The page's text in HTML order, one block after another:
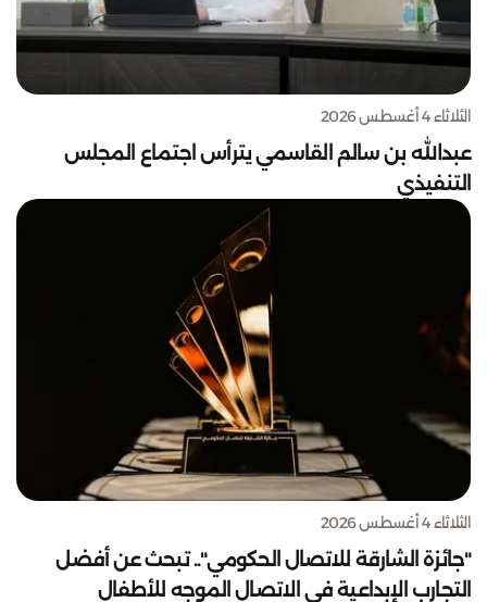
الثلاثاء 4 أغسطس 2026
عبدالله بن سالم القاسمي يترأس اجتماع المجلس
التنفيذي
الثلاثاء 4 أغسطس 2026
"جائزة الشارقة للاتصال الحكومي".. تبحث عن أفضل
التجارب الإبداعية في الاتصال الموجه للأطفال